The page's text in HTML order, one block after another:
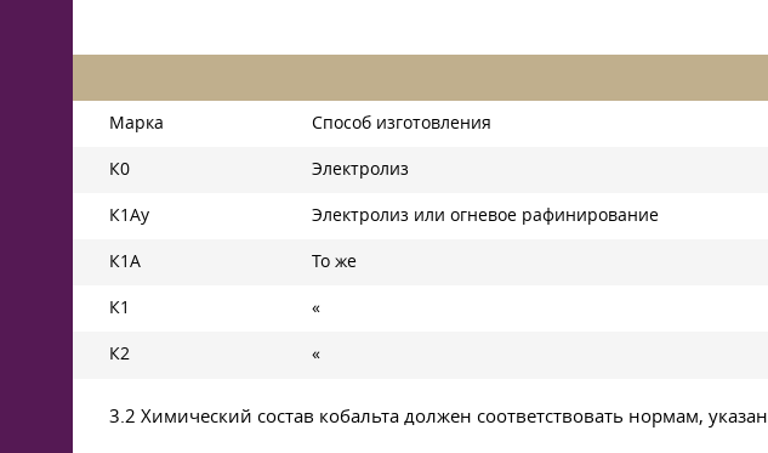
Марка Способ изготовления
К0 Электролиз
К1Ау Электролиз или огневое рафинирование
К1А То же
К1 «
К2 «
3.2 Химический состав кобальта должен соответствовать нормам,